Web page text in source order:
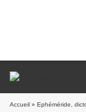
Accueil » Ephéméride,